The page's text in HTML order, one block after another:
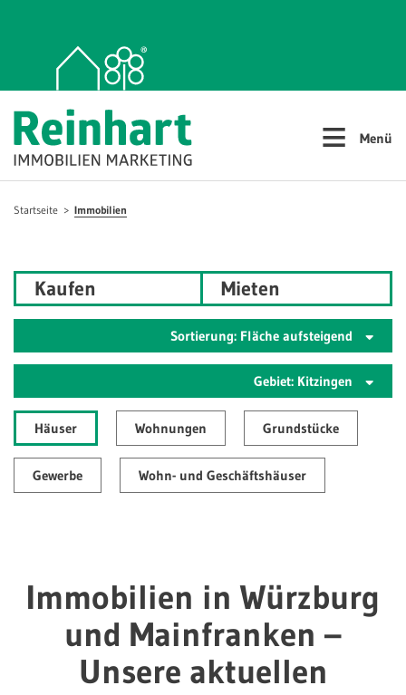
≡ Menü
Startseite Immobilien
Kaufen Mieten
Sortierung: Fläche aufsteigend
Gebiet: Kitzingen
Häuser Wohnungen Grundstücke
Gewerbe Wohn- und Geschäftshäuser
Immobilien in Würzburg
und Mainfranken –
Unsere aktuellen